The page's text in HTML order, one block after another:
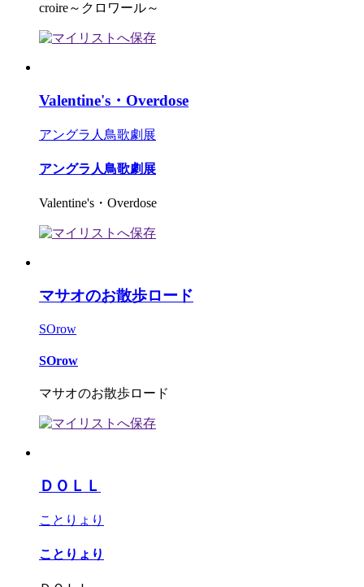
croire～クロワール～
Valentine's・Overdose
アングラ人鳥歌劇展
アングラ人鳥歌劇展
Valentine's・Overdose
マサオのお散歩ロード
SOrow
SOrow
マサオのお散歩ロード
ＤＯＬＬ
ことりょり
ことりょり